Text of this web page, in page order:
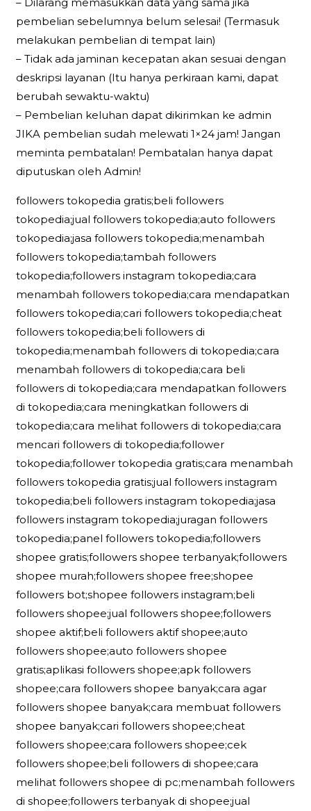
pembelian sebelumnya belum selesai! (Termasuk
melakukan pembelian di tempat lain)
– Tidak ada jaminan kecepatan akan sesuai dengan
deskripsi layanan (Itu hanya perkiraan kami, dapat
berubah sewaktu-waktu)
– Pembelian keluhan dapat dikirimkan ke admin
JIKA pembelian sudah melewati 1×24 jam! Jangan
meminta pembatalan! Pembatalan hanya dapat
diputuskan oleh Admin!
followers tokopedia gratis;beli followers
tokopedia;jual followers tokopedia;auto followers
tokopedia;jasa followers tokopedia;menambah
followers tokopedia;tambah followers
tokopedia;followers instagram tokopedia;cara
menambah followers tokopedia;cara mendapatkan
followers tokopedia;cari followers tokopedia;cheat
followers tokopedia;beli followers di
tokopedia;menambah followers di tokopedia;cara
menambah followers di tokopedia;cara beli
followers di tokopedia;cara mendapatkan followers
di tokopedia;cara meningkatkan followers di
tokopedia;cara melihat followers di tokopedia;cara
mencari followers di tokopedia;follower
tokopedia;follower tokopedia gratis;cara menambah
followers tokopedia gratis;jual followers instagram
tokopedia;beli followers instagram tokopedia;jasa
followers instagram tokopedia;juragan followers
tokopedia;panel followers tokopedia;followers
shopee gratis;followers shopee terbanyak;followers
shopee murah;followers shopee free;shopee
followers bot;shopee followers instagram;beli
followers shopee;jual followers shopee;followers
shopee aktif;beli followers aktif shopee;auto
followers shopee;auto followers shopee
gratis;aplikasi followers shopee;apk followers
shopee;cara followers shopee banyak;cara agar
followers shopee banyak;cara membuat followers
shopee banyak;cari followers shopee;cheat
followers shopee;cara followers shopee;cek
followers shopee;beli followers di shopee;cara
melihat followers shopee di pc;menambah followers
di shopee;followers terbanyak di shopee;jual